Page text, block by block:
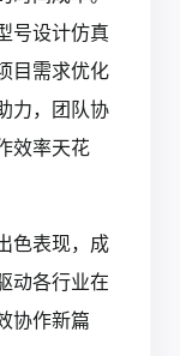
号设计仿真
目需求优化
力，团队协
效率天花
色表现，成
动各行业在
协作新篇